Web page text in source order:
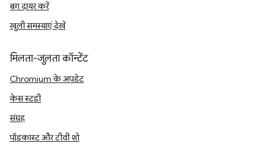
बग दायर करें
खुली समस्याएं देखें
मिलता-जुलता कॉन्टेंट
Chromium के अपडेट
केस स्टडी
संग्रह
पॉडकास्ट और टीवी शो